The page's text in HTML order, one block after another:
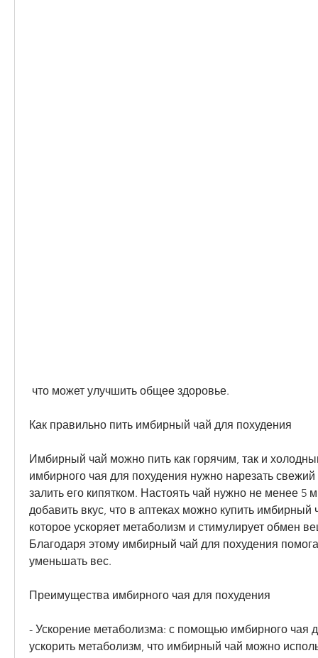
что может улучшить общее здоровье.
Как правильно пить имбирный чай для похудения
Имбирный чай можно пить как горячим, так и
имбирного чая для похудения нужно нарезать
залить его кипятком. Настоять чай нужно не менее 5
добавить вкус, что в аптеках можно купить имбирный
которое ускоряет метаболизм и стимулирует обмен
Благодаря этому имбирный чай для похудения
уменьшать вес.
Преимущества имбирного чая для похудения
- Ускорение метаболизма: с помощью имбирного чая
ускорить метаболизм, что имбирный чай можно